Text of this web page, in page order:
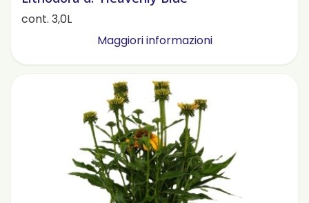
cont. 3,0L
Maggiori informazioni